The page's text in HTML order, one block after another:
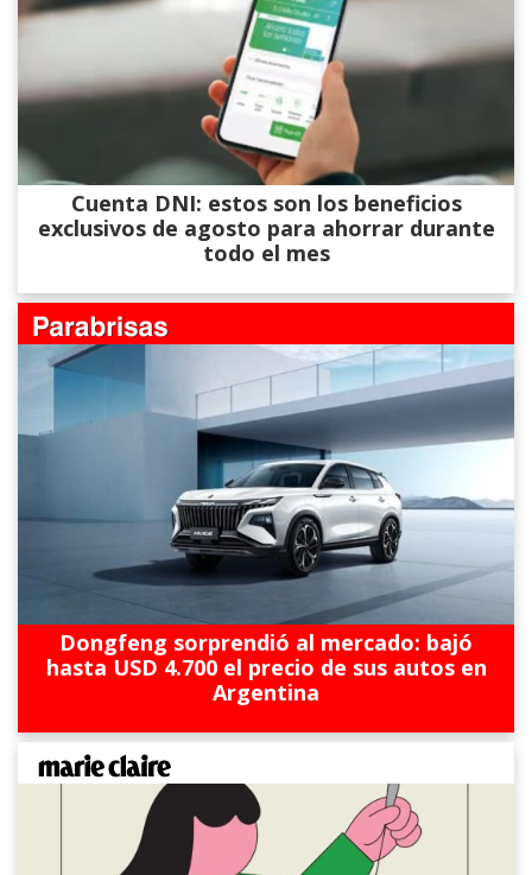
Cuenta DNI: estos son los beneficios
exclusivos de agosto para ahorrar durante
todo el mes
Dongfeng sorprendió al mercado: bajó
hasta USD 4.700 el precio de sus autos en
Argentina